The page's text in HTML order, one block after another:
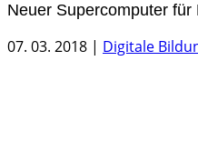
Neuer Supercomputer für
07. 03. 2018 | Digitale